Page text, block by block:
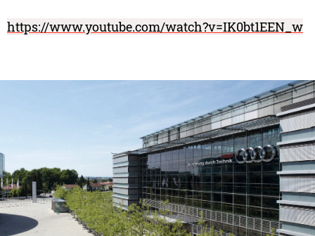
https://www.youtube.com/watch?v=IK0bt1EEN_w